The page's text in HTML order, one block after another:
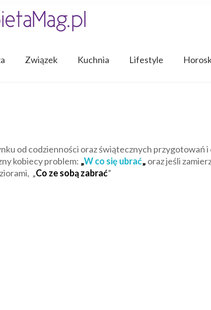
Związek Kuchnia Lifestyle
od codzienności oraz świątecznych przygotowań i
kobiecy problem: „W co się ubrać„ oraz jeśli
„Co ze sobą zabrać”